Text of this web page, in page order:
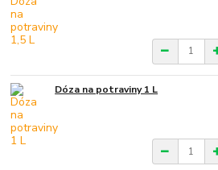
Dóza na potraviny 1 L